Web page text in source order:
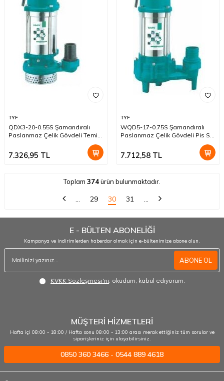
TYF
QDX3-20-0.55S Şamandıralı
Paslanmaz Çelik Gövdeli Temiz
7.326,95 TL
TYF
WQD5-17-0.75S Şamandıralı
Paslanmaz Çelik Gövdeli Pis Su
7.712,58 TL
Toplam 374ürün bulunmaktadır.
… 29 30 31 …
E - BÜLTEN ABONELİĞİ
Kampanya ve indirimlerden haberdar olmak için e-bültenimize abone olun.
ABONE OL
KVKK Sözleşmesi'ni, okudum, kabul ediyorum.
MÜŞTERİ HİZMETLERİ
Hafta içi 08:00 - 18:00 / Hafta sonu 08:00 - 13:00 arası merak ettiğiniz tüm sorular ve
siparişleriniz için ulaşabilirsiniz.
0850 360 3466 - 0544 889 4618